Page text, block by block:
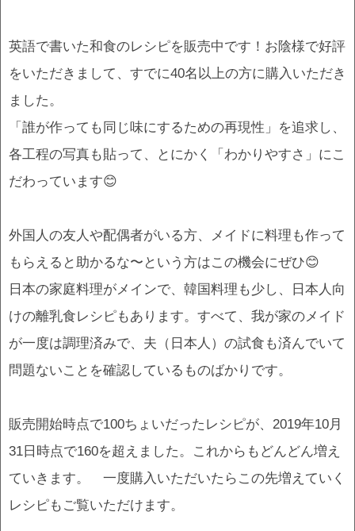
英語で書いた和食のレシピを販売中です！お陰様で好評
をいただきまして、すでに40名以上の方に購入いただき
ました。
「誰が作っても同じ味にするための再現性」を追求し、
各工程の写真も貼って、とにかく「わかりやすさ」にこ
だわっています😊
外国人の友人や配偶者がいる方、メイドに料理も作って
もらえると助かるな〜という方はこの機会にぜひ😊
日本の家庭料理がメインで、韓国料理も少し、日本人向
けの離乳食レシピもあります。すべて、我が家のメイド
が一度は調理済みで、夫（日本人）の試食も済んでいて
問題ないことを確認しているものばかりです。
販売開始時点で100ちょいだったレシピが、2019年10月
31日時点で160を超えました。これからもどんどん増え
ていきます。 一度購入いただいたらこの先増えていく
レシピもご覧いただけます。